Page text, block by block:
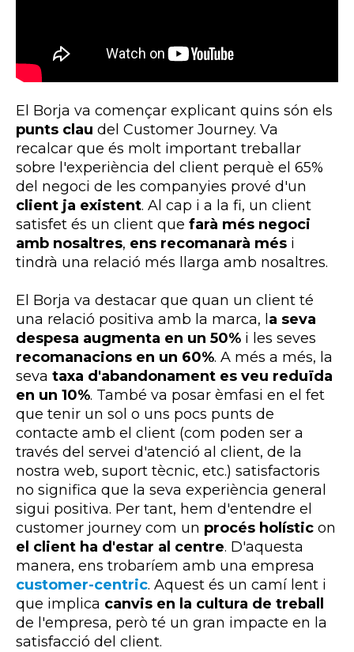
El Borja va començar explicant quins són els
punts clau del Customer Journey. Va
recalcar que és molt important treballar
sobre l'experiència del client perquè el 65%
del negoci de les companyies prové d'un
client ja existent. Al cap i a la fi, un client
satisfet és un client que farà més negoci
amb nosaltres, ens recomanarà més i
tindrà una relació més llarga amb nosaltres.
El Borja va destacar que quan un client té
una relació positiva amb la marca, l a seva
despesa augmenta en un 50% i les seves
recomanacions en un 60%. A més a més, la
seva taxa d'abandonament es veu reduïda
en un 10%. També va posar èmfasi en el fet
que tenir un sol o uns pocs punts de
contacte amb el client (com poden ser a
través del servei d'atenció al client, de la
nostra web, suport tècnic, etc.) satisfactoris
no significa que la seva experiència general
sigui positiva. Per tant, hem d'entendre el
customer journey com un procés holístic on
el client ha d'estar al centre. D'aquesta
manera, ens trobaríem amb una empresa
customer-centric. Aquest és un camí lent i
que implica canvis en la cultura de treball
de l'empresa, però té un gran impacte en la
satisfacció del client.